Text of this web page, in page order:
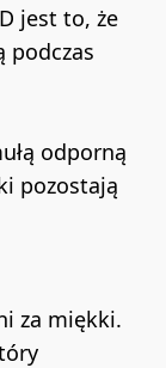
jest to, że
podczas
odporną
pozostają
za miękki.